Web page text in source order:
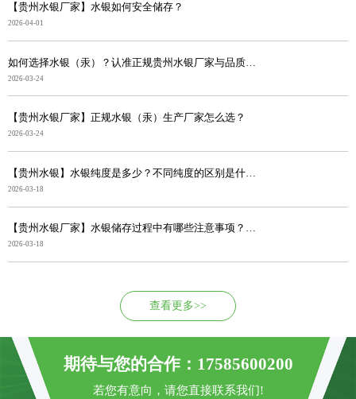
【贵州水银厂家】水银如何安全储存？
2026-04-01
2026-03-24
【贵州水银厂家】正规水银（汞）生产厂家怎么选？
2026-03-24
2026-03-18
【贵州水银厂家】水银储存过程中有哪些注意事项？避免出...
2026-03-18
查看更多>>
期待与您的合作：17585600200
若您有意向，请您直接联系我们!